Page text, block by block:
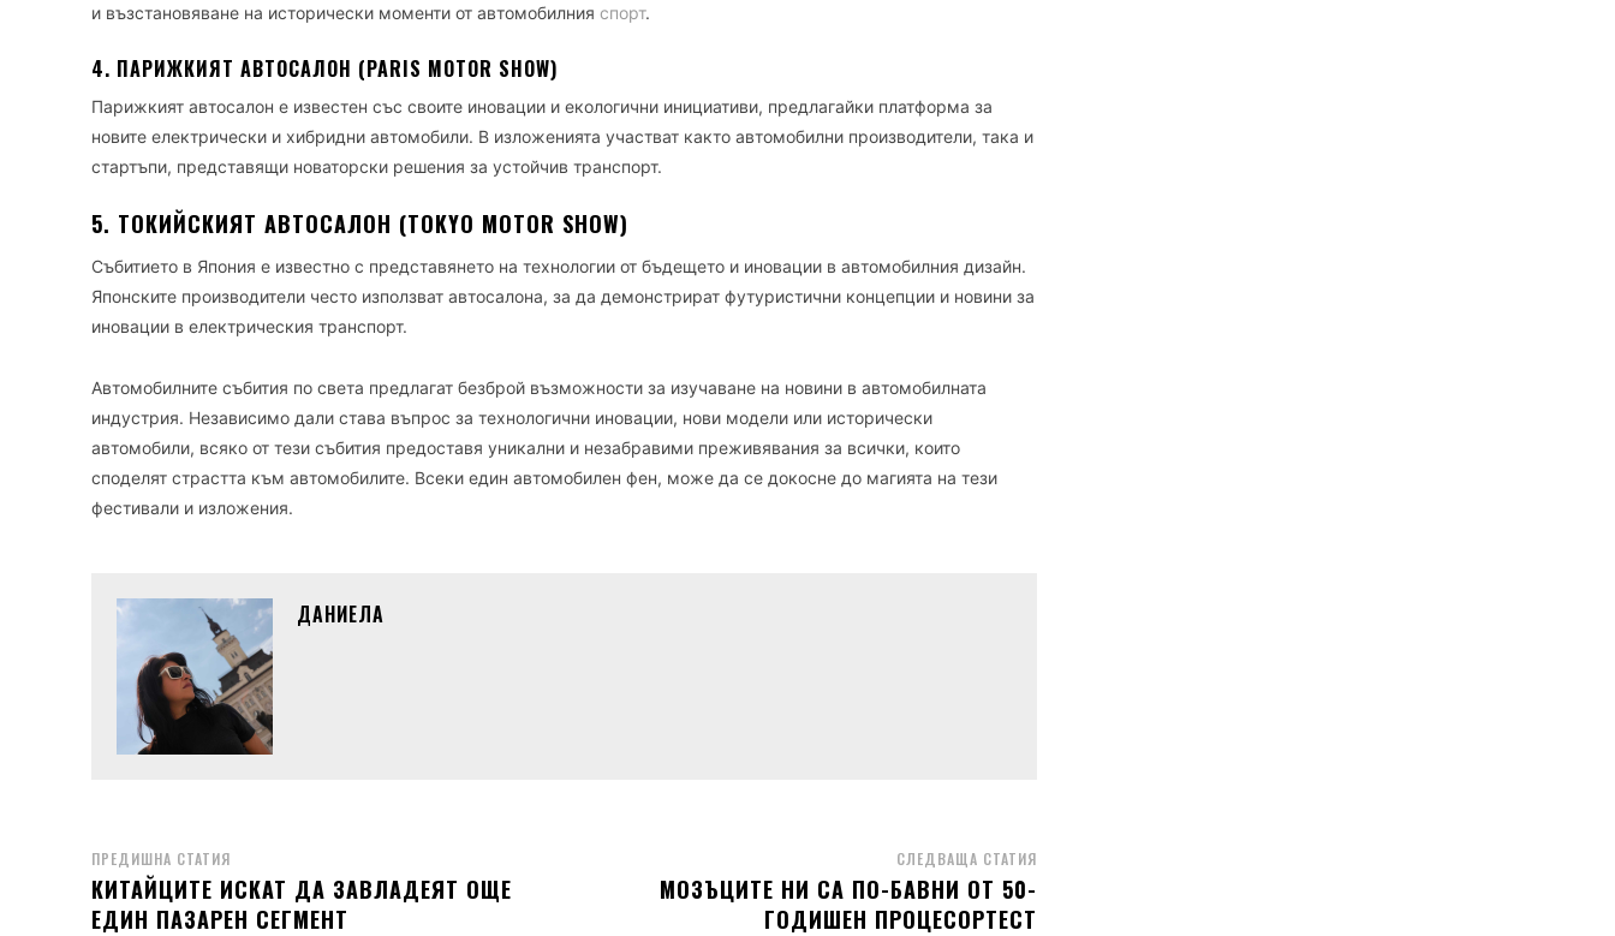
и възстановяване на исторически моменти от автомобилния спорт.
4. ПАРИЖКИЯТ АВТОСАЛОН (PARIS MOTOR SHOW)
Парижкият автосалон е известен със своите иновации и екологични инициативи, предлагайки платформа за
новите електрически и хибридни автомобили. В изложенията участват както автомобилни производители, така и
стартъпи, представящи новаторски решения за устойчив транспорт.
5. ТОКИЙСКИЯТ АВТОСАЛОН (TOKYO MOTOR SHOW)
Събитието в Япония е известно с представянето на технологии от бъдещето и иновации в автомобилния дизайн.
Японските производители често използват автосалона, за да демонстрират футуристични концепции и новини за
иновации в електрическия транспорт.
Автомобилните събития по света предлагат безброй възможности за изучаване на новини в автомобилната
индустрия. Независимо дали става въпрос за технологични иновации, нови модели или исторически
автомобили, всяко от тези събития предоставя уникални и незабравими преживявания за всички, които
споделят страстта към автомобилите. Всеки един автомобилен фен, може да се докосне до магията на тези
фестивали и изложения.
ДАНИЕЛА
ПРЕДИШНА СТАТИЯ
КИТАЙЦИТЕ ИСКАТ ДА ЗАВЛАДЕЯТ ОЩЕ
ЕДИН ПАЗАРЕН СЕГМЕНТ
СЛЕДВАЩА СТАТИЯ
МОЗЪЦИТЕ НИ СА ПО-БАВНИ ОТ 50-
ГОДИШЕН ПРОЦЕСОРТЕСТ